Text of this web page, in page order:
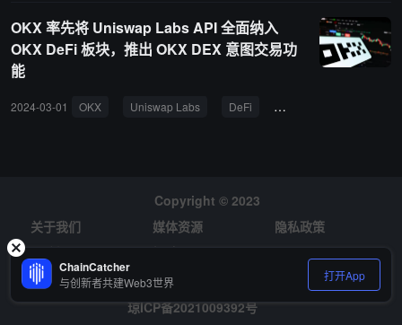
OKX 率先将 Uniswap Labs API 全面纳入
OKX DeFi 板块，推出 OKX DEX 意图交易功
能
2024-03-01 OKX Uniswap Labs DeFi DEX
Copyright © 2023
关于我们
媒体资源
隐私政策
风险提示
招聘
琼ICP备2021009392号
ChainCatcher
与创新者共建Web3世界 打开App